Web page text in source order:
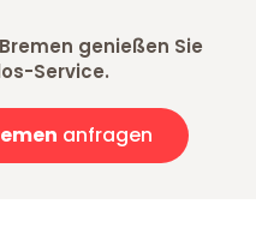
genießen Sie
Service.
anfragen